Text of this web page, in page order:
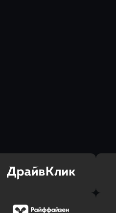
Оправить заявку